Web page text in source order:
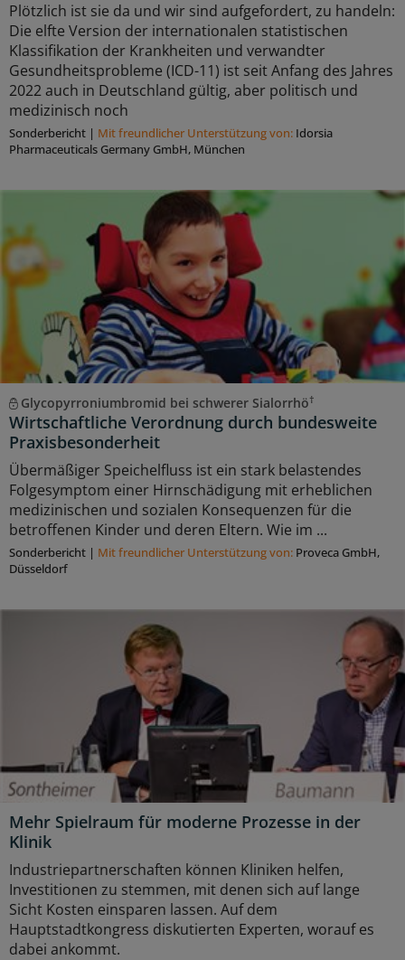
Plötzlich ist sie da und wir sind aufgefordert, zu handeln:
Die elfte Version der internationalen statistischen
Klassifikation der Krankheiten und verwandter
Gesundheitsprobleme (ICD-11) ist seit Anfang des Jahres
2022 auch in Deutschland gültig, aber politisch und
medizinisch noch
Sonderbericht | Mit freundlicher Unterstützung von: Idorsia
Pharmaceuticals Germany GmbH, München
Glycopyrroniumbromid bei schwerer Sialorrhö†
Wirtschaftliche Verordnung durch bundesweite
Praxisbesonderheit
Übermäßiger Speichelfluss ist ein stark belastendes
Folgesymptom einer Hirnschädigung mit erheblichen
medizinischen und sozialen Konsequenzen für die
betroffenen Kinder und deren Eltern. Wie im ...
Sonderbericht | Mit freundlicher Unterstützung von: Proveca GmbH,
Düsseldorf
Mehr Spielraum für moderne Prozesse in der
Klinik
Industriepartnerschaften können Kliniken helfen,
Investitionen zu stemmen, mit denen sich auf lange
Sicht Kosten einsparen lassen. Auf dem
Hauptstadtkongress diskutierten Experten, worauf es
dabei ankommt.